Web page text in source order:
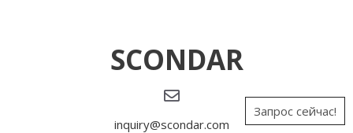
SCONDAR
inquiry@scondar.com
Запрос сейчас!